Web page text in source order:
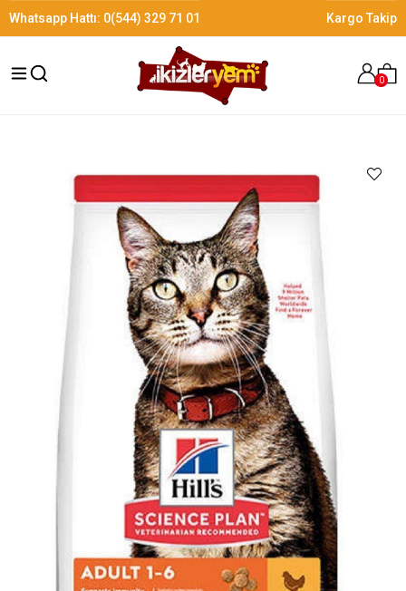
Whatsapp Hattı: 0(544) 329 71 01 Kargo Takip
0